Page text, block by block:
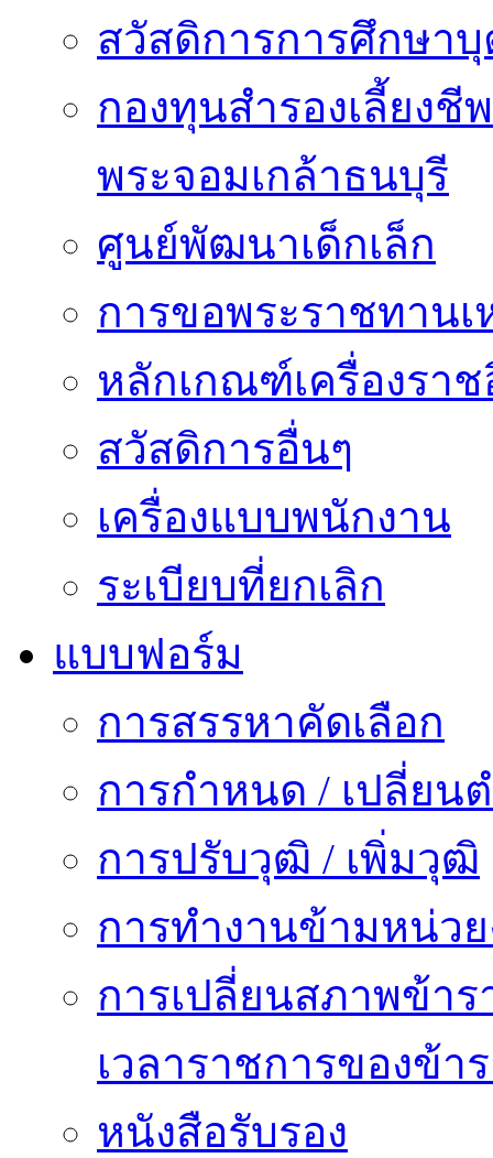
สวัสดิการการศึกษาบุ
กองทุนสำรองเลี้ยง
พระจอมเกล้าธนบุรี
ศูนย์พัฒนาเด็กเล็ก
การขอพระราชทาน
หลักเกณฑ์เครื่องรา
สวัสดิการอื่นๆ
เครื่องแบบพนักงาน
ระเบียบที่ยกเลิก
แบบฟอร์ม
การสรรหาคัดเลือก
การกำหนด / เปลี่ยน
การปรับวุฒิ / เพิ่มวุฒิ
การทำงานข้ามหน่ว
การเปลี่ยนสภาพข้า
เวลาราชการของข้า
หนังสือรับรอง